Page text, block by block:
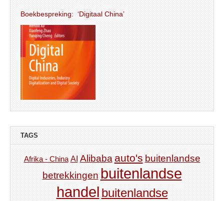
Boekbespreking: ‘Digitaal China’
TAGS
Afrika - China AI Alibaba auto's buitenlandse
betrekkingen buitenlandse
handel buitenlandse